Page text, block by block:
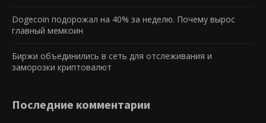
Dogecoin подорожал на 40% за неделю. Почему вырос
главный мемкоин
Биржи объединились в сеть для отслеживания и
заморозки криптовалют
Последние комментарии